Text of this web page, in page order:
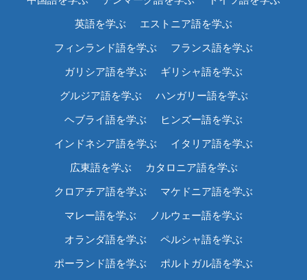
英語を学ぶ エストニア語を学ぶ
フィンランド語を学ぶ フランス語を学ぶ
ガリシア語を学ぶ ギリシャ語を学ぶ
グルジア語を学ぶ ハンガリー語を学ぶ
ヘブライ語を学ぶ ヒンズー語を学ぶ
インドネシア語を学ぶ イタリア語を学ぶ
広東語を学ぶ カタロニア語を学ぶ
クロアチア語を学ぶ マケドニア語を学ぶ
マレー語を学ぶ ノルウェー語を学ぶ
オランダ語を学ぶ ペルシャ語を学ぶ
ポーランド語を学ぶ ポルトガル語を学ぶ